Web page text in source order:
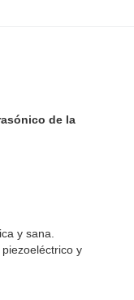
de la
y sana.
y